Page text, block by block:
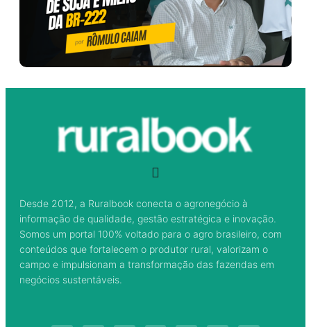
Desde 2012, a Ruralbook conecta o agronegócio à
informação de qualidade, gestão estratégica e inovação.
Somos um portal 100% voltado para o agro brasileiro, com
conteúdos que fortalecem o produtor rural, valorizam o
campo e impulsionam a transformação das fazendas em
negócios sustentáveis.